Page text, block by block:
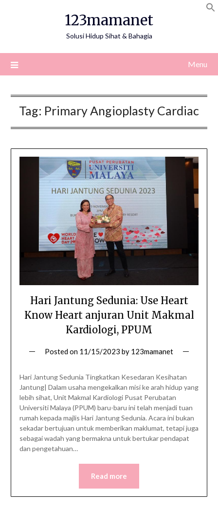
123mamanet
Solusi Hidup Sihat & Bahagia
Menu
Tag: Primary Angioplasty Cardiac
Hari Jantung Sedunia: Use Heart
Know Heart anjuran Unit Makmal
Kardiologi, PPUM
Posted on 11/15/2023 by 123mamanet
Hari Jantung Sedunia Tingkatkan Kesedaran Kesihatan
Jantung| Dalam usaha mengekalkan misi ke arah hidup yang
lebih sihat, Unit Makmal Kardiologi Pusat Perubatan
Universiti Malaya (PPUM) baru-baru ini telah menjadi tuan
rumah kepada majlis Hari Jantung Sedunia. Acara ini bukan
sekadar bertujuan untuk memberikan maklumat, tetapi juga
sebagai wadah yang bermakna untuk bertukar pendapat
dan pengetahuan…
Read more